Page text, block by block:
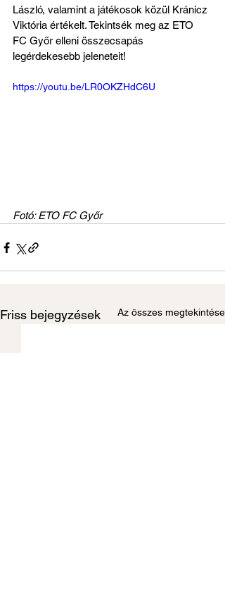
László, valamint a játékosok közül Kránicz
Viktória értékelt. Tekintsék meg az ETO
FC Győr elleni összecsapás
legérdekesebb jeleneteit!
https://youtu.be/LR0OKZHdC6U
Fotó: ETO FC Győr
Friss bejegyzések Az összes megtekintése